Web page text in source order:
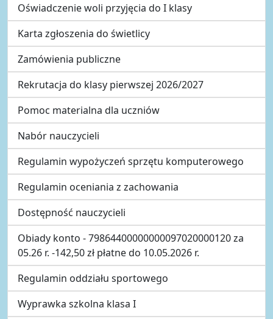
Oświadczenie woli przyjęcia do I klasy
Karta zgłoszenia do świetlicy
Zamówienia publiczne
Rekrutacja do klasy pierwszej 2026/2027
Pomoc materialna dla uczniów
Nabór nauczycieli
Regulamin wypożyczeń sprzętu komputerowego
Regulamin oceniania z zachowania
Dostępność nauczycieli
Obiady konto - 79864400000000097020000120 za
05.26 r. -142,50 zł płatne do 10.05.2026 r.
Regulamin oddziału sportowego
Wyprawka szkolna klasa I